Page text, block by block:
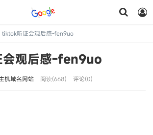
tiktok听证会观后感-fen9uo
观后感-fen9uo
机域名网站 阅读(668) 评论(0)